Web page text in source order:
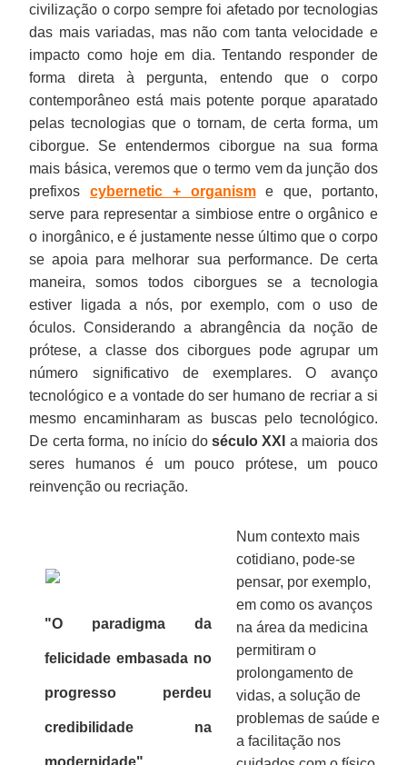
civilização o corpo sempre foi afetado por tecnologias
das mais variadas, mas não com tanta velocidade e
impacto como hoje em dia. Tentando responder de
forma direta à pergunta, entendo que o corpo
contemporâneo está mais potente porque aparatado
pelas tecnologias que o tornam, de certa forma, um
ciborgue. Se entendermos ciborgue na sua forma
mais básica, veremos que o termo vem da junção dos
prefixoscybernetic + organisme que, portanto,
serve para representar a simbiose entre o orgânico e
o inorgânico, e é justamente nesse último que o corpo
se apoia para melhorar sua performance. De certa
maneira, somos todos ciborgues se a tecnologia
estiver ligada a nós, por exemplo, com o uso de
óculos. Considerando a abrangência da noção de
prótese, a classe dos ciborgues pode agrupar um
número significativo de exemplares. O avanço
tecnológico e a vontade do ser humano de recriar a si
mesmo encaminharam as buscas pelo tecnológico.
De certa forma, no início do século XXI a maioria dos
seres humanos é um pouco prótese, um pouco
reinvenção ou recriação.
"O paradigma da
felicidade embasada no
progresso perdeu
credibilidade na
modernidade"
Num contexto mais
cotidiano, pode-se
pensar, por exemplo,
em como os avanços
na área da medicina
permitiram o
prolongamento de
vidas, a solução de
problemas de saúde e
a facilitação nos